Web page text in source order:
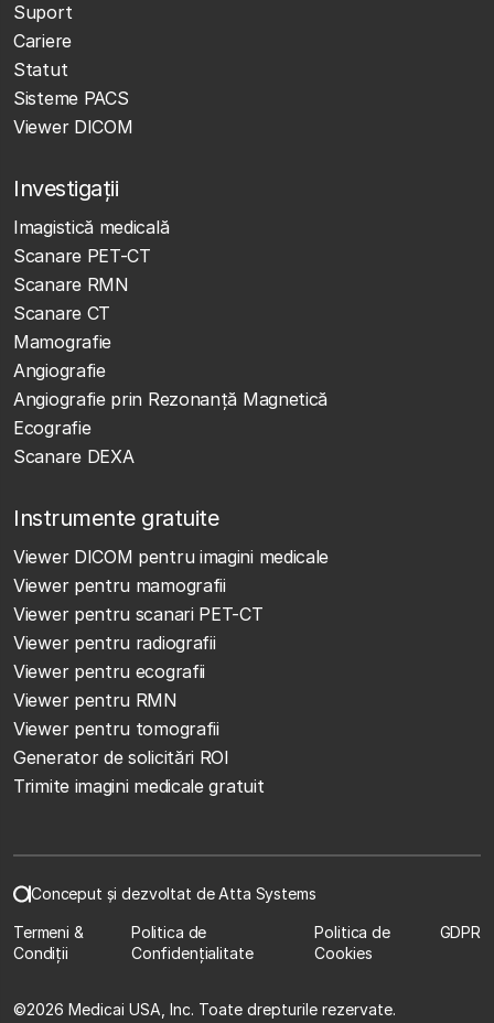
Suport
Cariere
Statut
Sisteme PACS
Viewer DICOM
Investigații
Imagistică medicală
Scanare PET-CT
Scanare RMN
Scanare CT
Mamografie
Angiografie
Angiografie prin Rezonanță Magnetică
Ecografie
Scanare DEXA
Instrumente gratuite
Viewer DICOM pentru imagini medicale
Viewer pentru mamografii
Viewer pentru scanari PET-CT
Viewer pentru radiografii
Viewer pentru ecografii
Viewer pentru RMN
Viewer pentru tomografii
Generator de solicitări ROI
Trimite imagini medicale gratuit
Conceput și dezvoltat de Atta Systems
Termeni &
Condiții
Politica de
Confidențialitate
Politica de
Cookies
GDPR
©2026 Medicai USA, Inc. Toate drepturile rezervate.